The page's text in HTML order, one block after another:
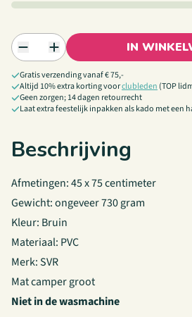
IN
Gratis verzending vanaf € 75,-
Altijd 10% extra korting voorclubleden (TOP
Geen zorgen; 14 dagen retourrecht
Laat extra feestelijk inpakken als kado met een
Beschrijving
Afmetingen: 45 x 75 centimeter
Gewicht: ongeveer 730 gram
Kleur: Bruin
Materiaal: PVC
Merk: SVR
Mat camper groot
Niet in de wasmachine